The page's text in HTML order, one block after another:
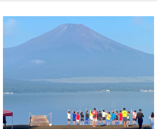
四国
沖縄
サーファーズ